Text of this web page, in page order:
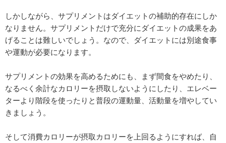
しかしながら、サプリメントはダイエットの補助的存在にしか
なりません。サプリメントだけで充分にダイエットの成果をあ
げることは難しいでしょう。なので、ダイエットには別途食事
や運動が必要になります。
サプリメントの効果を高めるためにも、まず間食をやめたり、
なるべく余計なカロリーを摂取しないようにしたり、エレベー
ターより階段を使ったりと普段の運動量、活動量を増やしてい
きましょう。
そして消費カロリーが摂取カロリーを上回るようにすれば、自